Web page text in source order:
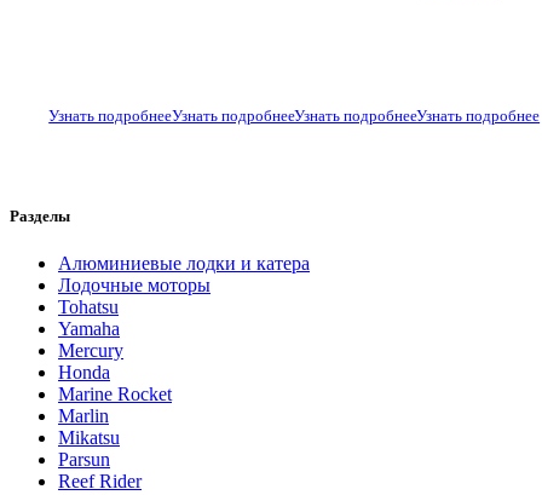
Узнать подробнееУзнать подробнееУзнать подробнееУзнать подробнее
Разделы
Алюминиевые лодки и катера
Лодочные моторы
Tohatsu
Yamaha
Mercury
Honda
Marine Rocket
Marlin
Mikatsu
Parsun
Reef Rider